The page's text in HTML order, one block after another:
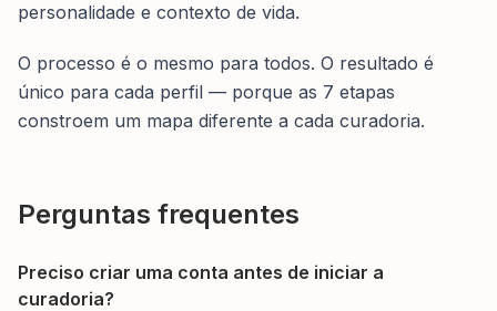
personalidade e contexto de vida.
O processo é o mesmo para todos. O resultado é
único para cada perfil — porque as 7 etapas
constroem um mapa diferente a cada curadoria.
Perguntas frequentes
Preciso criar uma conta antes de iniciar a
curadoria?